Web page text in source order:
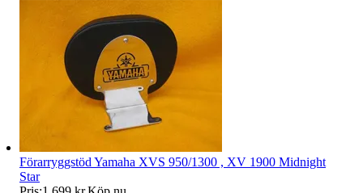
Förarryggstöd Yamaha XVS 950/1300 , XV 1900 Midnight
Star